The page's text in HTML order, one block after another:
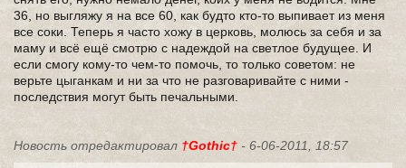
36, но выгляжу я на все 60, как будто кто-то выпивает из меня
все соки. Теперь я часто хожу в церковь, молюсь за себя и за
маму и всё ещё смотрю с надеждой на светлое будущее. И
если смогу кому-то чем-то помочь, то только советом: не
верьте цыганкам и ни за что не разговаривайте с ними -
последствия могут быть печальными.
Новость отредактировал †Gothic† - 6-06-2011, 18:57